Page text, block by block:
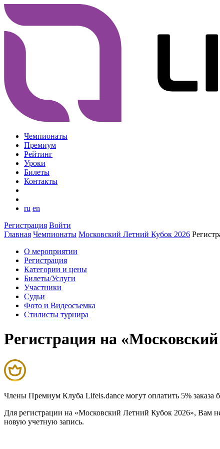
Чемпионаты
Премиум
Рейтинг
Уроки
Билеты
Контакты
ru en
Регистрация Войти
Главная Чемпионаты Московский Летний Кубок 2026
О мероприятии
Регистрация
Категории и цены
Билеты/Услуги
Участники
Судьи
Фото и Видеосъемка
Стилисты турнира
Регистрация на
Члены Премиум Клуба Lifeis.dance могут оплатить 5%
Для регистрации на «Московский Летний Кубок 2026», Вам
новую учетную запись.